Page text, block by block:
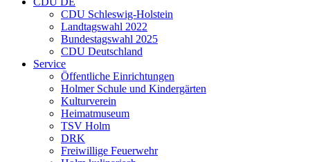
CDU Schleswig-Holstein
Landtagswahl 2022
Bundestagswahl 2025
CDU Deutschland
Service
Öffentliche Einrichtungen
Holmer Schule und Kindergärten
Kulturverein
Heimatmuseum
TSV Holm
DRK
Freiwillige Feuerwehr